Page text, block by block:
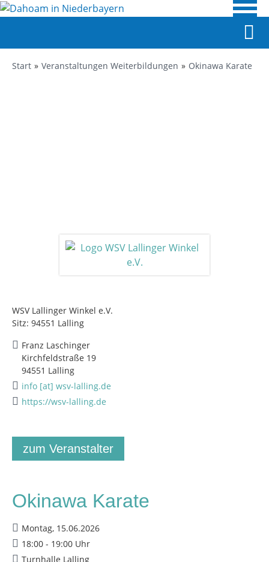
Start Veranstaltungen Weiterbildungen Okinawa Karate
WSV Lallinger Winkel e.V.
Sitz: 94551 Lalling
Franz Laschinger
Kirchfeldstraße 19
94551 Lalling
info [at] wsv-lalling.de
https://wsv-lalling.de
zum Veranstalter
Okinawa Karate
Montag, 15.06.2026
18:00 - 19:00 Uhr
Turnhalle Lalling